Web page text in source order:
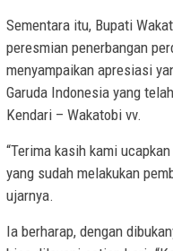
Sementara itu, Bupati
peresmian penerbangan
menyampaikan apresiasi
Garuda Indonesia yang
Kendari – Wakatobi vv.
“Terima kasih kami
yang sudah melakukan
ujarnya.
Ia berharap, dengan